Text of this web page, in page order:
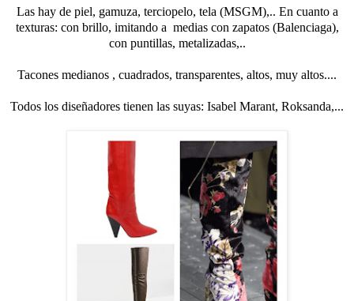
Las hay de piel, gamuza, terciopelo, tela (MSGM),.. En cuanto a
texturas: con brillo, imitando a medias con zapatos (Balenciaga),
con puntillas, metalizadas,..
Tacones medianos , cuadrados, transparentes, altos, muy altos....
Todos los diseñadores tienen las suyas: Isabel Marant, Roksanda,...